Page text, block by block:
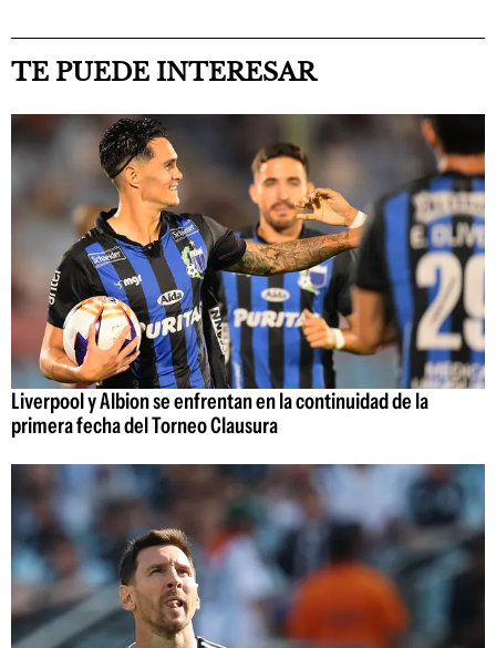
TE PUEDE INTERESAR
Liverpool y Albion se enfrentan en la continuidad de la
primera fecha del Torneo Clausura